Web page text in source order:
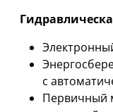
с
Первичный